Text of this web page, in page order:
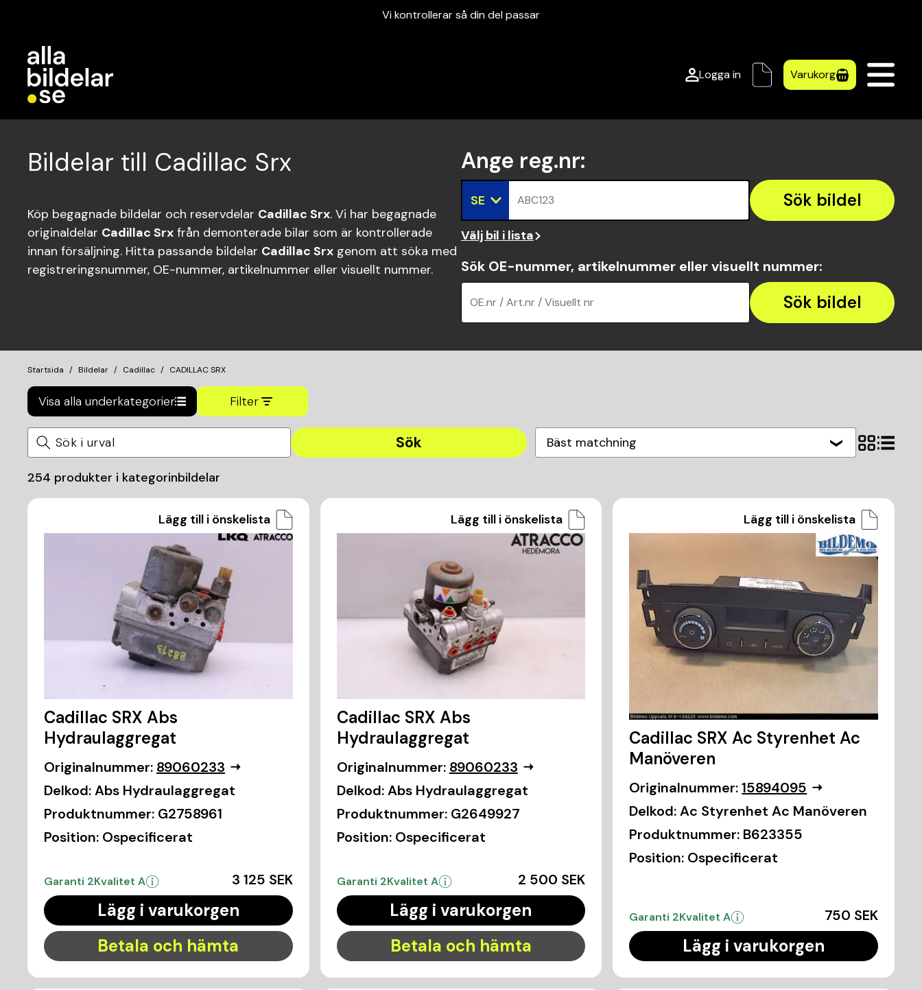
Vi kontrollerar så din del passar
Logga in Varukorg
Bildelar till Cadillac Srx
Köp begagnade bildelar och reservdelar Cadillac Srx. Vi har begagnade
originaldelar Cadillac Srx från demonterade bilar som är kontrollerade
innan försäljning. Hitta passande bildelar Cadillac Srx genom att söka med
registreringsnummer, OE-nummer, artikelnummer eller visuellt nummer.
Ange reg.nr:
SE ABC123 Sök bildel
Välj bil i lista
Sök OE-nummer, artikelnummer eller visuellt nummer:
OE.nr / Art.nr / Visuellt nr Sök bildel
Startsida Bildelar Cadillac CADILLAC SRX
Visa alla underkategorier Filter
Sök Bäst matchning
254 produkter i kategorinbildelar
Lägg till i önskelista
Cadillac SRX Abs
Hydraulaggregat
Originalnummer: 89060233
Delkod:Abs Hydraulaggregat
Produktnummer: G2758961
Position: Ospecificerat
Garanti 2Kvalitet A 3 125 SEK
Lägg i varukorgen
Betala och hämta
Lägg till i önskelista
Cadillac SRX Abs
Hydraulaggregat
Originalnummer: 89060233
Delkod: Abs Hydraulaggregat
Produktnummer: G2649927
Position: Ospecificerat
Garanti 2Kvalitet A 2 500 SEK
Lägg i varukorgen
Betala och hämta
Lägg till i önskelista
Cadillac SRX Ac Styrenhet Ac
Manöveren
Originalnummer: 15894095
Delkod: Ac Styrenhet Ac Manöveren
Produktnummer: B623355
Position: Ospecificerat
Garanti 2Kvalitet A 750 SEK
Lägg i varukorgen